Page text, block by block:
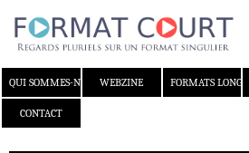
QUI SOMMES-NOUS ?WEBZINE FORMATS LONGS
CONTACT